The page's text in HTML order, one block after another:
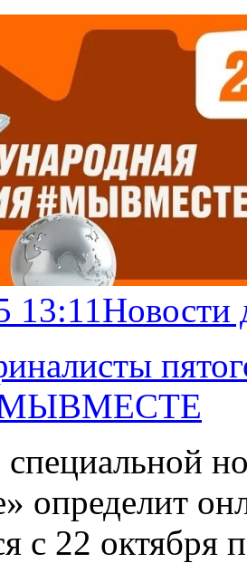
13:11
специальной
определит
с 22 октября